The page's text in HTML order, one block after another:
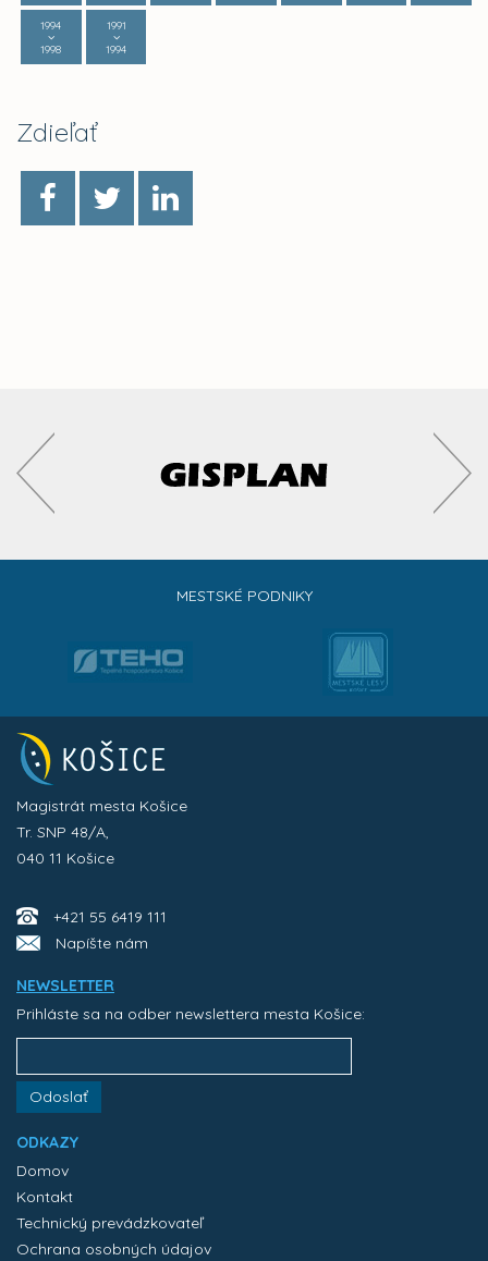
1994
1998
1991
1994
Zdieľať
MESTSKÉ PODNIKY
Magistrát mesta Košice
Tr. SNP 48/A,
040 11 Košice
+421 55 6419 111
Napíšte nám
NEWSLETTER
Prihláste sa na odber newslettera mesta Košice:
Odoslať
ODKAZY
Domov
Kontakt
Technický prevádzkovateľ
Ochrana osobných údajov